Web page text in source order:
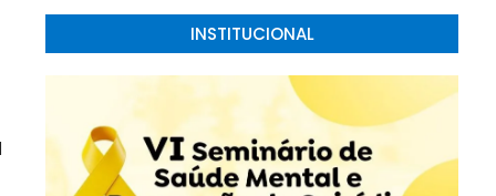
INSTITUCIONAL